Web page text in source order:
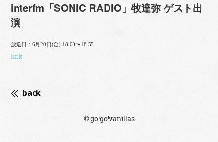
interfm「SONIC RADIO」牧達弥 ゲスト出
演
放送日：6月20日(金) 18:00〜18:55
link
back
© go!go!vanillas